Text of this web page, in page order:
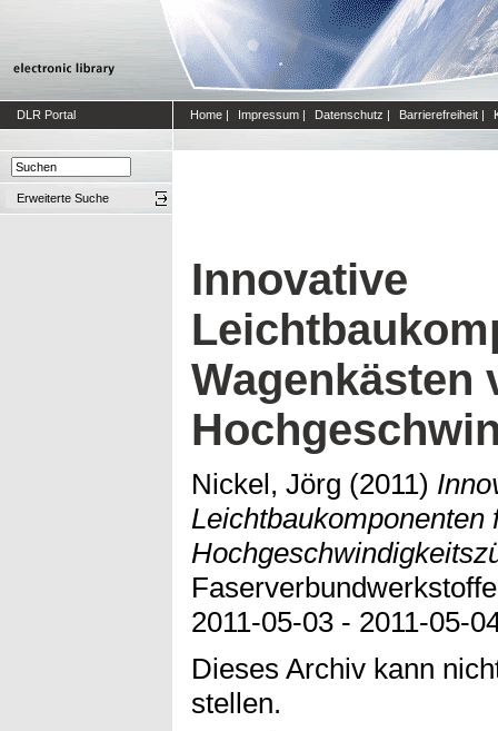
DLR Portal Home | Impressum | Datenschutz | Barrierefreiheit |
Erweiterte Suche
Innovative
Wagenkästen
Nickel, Jörg (2011)
2011-05-03 - 2011-05-
Dieses Archiv kann
stellen.